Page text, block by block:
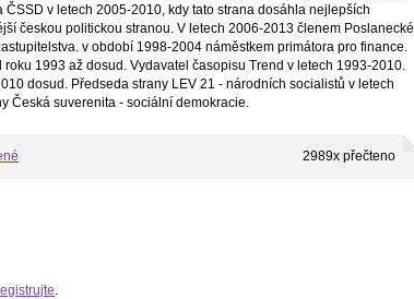
v letech 2005-2010, kdy tato strana dosáhla nejlepších
českou politickou stranou. V letech 2006-2013 členem Poslanecké
v období 1998-2004 náměstkem primátora pro finance.
1993 až dosud. Vydavatel časopisu Trend v letech 1993-2010.
dosud. Předseda strany LEV 21 - národních socialistů v letech
Česká suverenita - sociální demokracie.
2989x přečteno
.